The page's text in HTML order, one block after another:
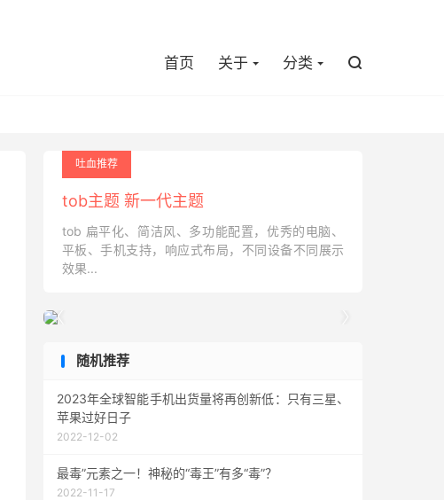
首页 关于 分类 
吐血推荐
tob主题 新一代主题
tob 扁平化、简洁风、多功能配置，优秀的电脑、
平板、手机支持，响应式布局，不同设备不同展示
效果...

随机推荐
2023年全球智能手机出货量将再创新低：只有三星、
苹果过好日子
2022-12-02
最毒”元素之一！神秘的“毒王”有多“毒”？
2022-11-17